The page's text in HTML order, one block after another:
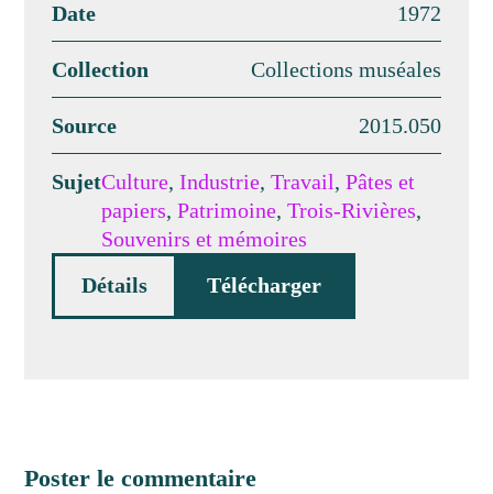
Date 1972
Collection Collections muséales
Source 2015.050
SujetCulture,Industrie,Travail,Pâtes et
papiers,Patrimoine,Trois-Rivières,
Souvenirs et mémoires
Détails
Télécharger
Poster le commentaire